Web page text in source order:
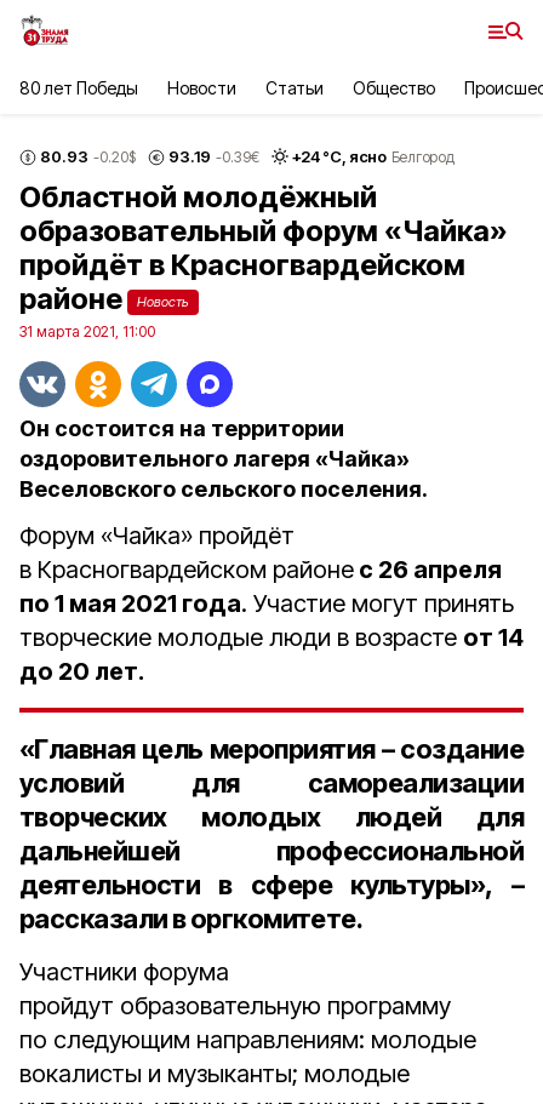
80 лет Победы Новости Статьи Общество
80.93 -0.20$ 93.19 -0.39€ +24°С, ясно Белгород
Областной молодёжный
образовательный форум «Чайка»
пройдёт в Красногвардейском
районе
Новость
31 марта 2021, 11:00
Он состоится на территории
оздоровительного лагеря «Чайка»
Веселовского сельского поселения.
Форум «Чайка» пройдёт
в Красногвардейском районе с 26 апреля
по 1 мая 2021 года. Участие могут принять
творческие молодые люди в возрасте от 14
до 20 лет.
«Главная цель мероприятия – создание
условий для самореализации
творческих молодых людей для
дальнейшей профессиональной
деятельности в сфере культуры», –
рассказали в оргкомитете.
Участники форума
пройдут образовательную программу
по следующим направлениям: молодые
вокалисты и музыканты; молодые